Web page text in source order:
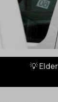
💡